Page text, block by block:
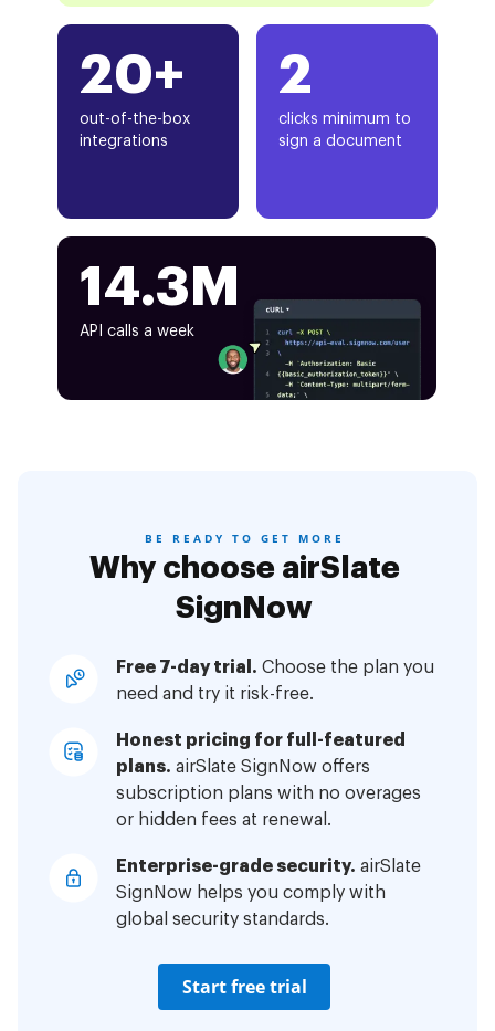
20+
out-of-the-box
integrations
2
clicks minimum to
sign a document
14.3M
API calls a week
BE READY TO GET MORE
Why choose airSlate
SignNow
Free 7-day trial. Choose the plan you
need and try it risk-free.
Honest pricing for full-featured
plans. airSlate SignNow offers
subscription plans with no overages
or hidden fees at renewal.
Enterprise-grade security. airSlate
SignNow helps you comply with
global security standards.
Start free trial